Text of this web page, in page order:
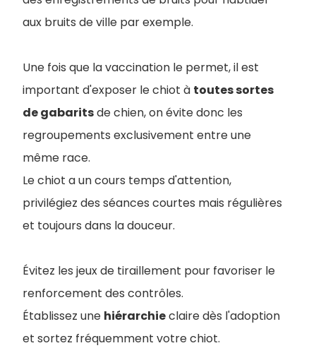
aux bruits de ville par exemple.
Une fois que la vaccination le permet, il est
important d'exposer le chiot à toutes sortes
de gabaritsde chien, on évite donc les
regroupements exclusivement entre une
même race.
Le chiot a un cours temps d'attention,
privilégiez des séances courtes mais régulières
et toujours dans la douceur.
Évitez les jeux de tiraillement pour favoriser le
renforcement des contrôles.
Établissez une hiérarchieclaire dès l'adoption
et sortez fréquemment votre chiot.